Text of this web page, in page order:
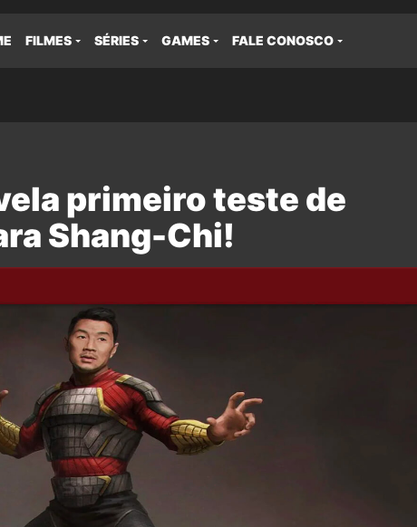
FILMES SÉRIES GAMES FALE CONOSCO
primeiro teste de
Shang-Chi!